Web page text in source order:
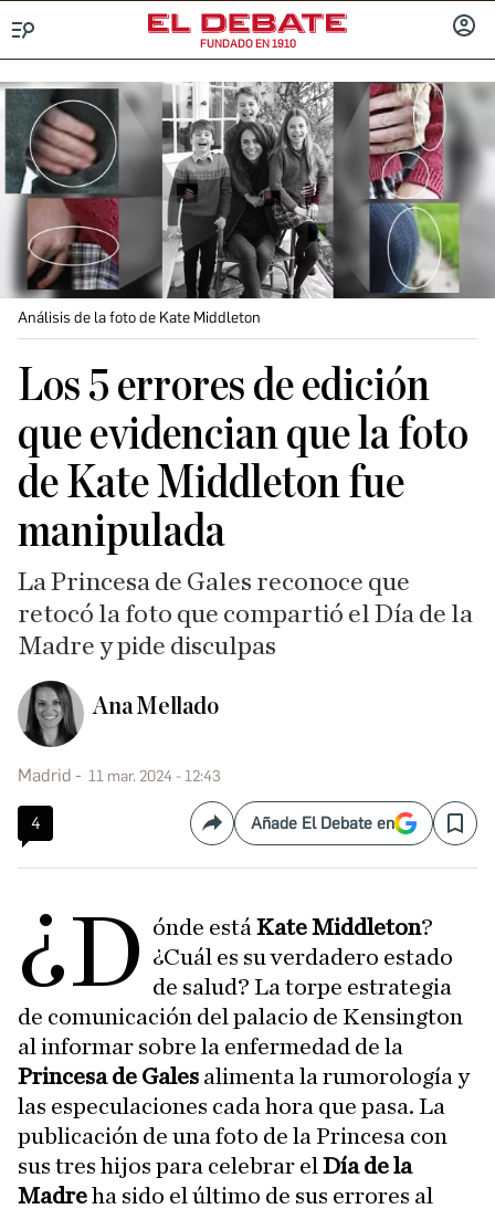
FUNDADO EN 1910
Análisis de la foto de Kate Middleton
Los 5 errores de edición
que evidencian que la foto
de Kate Middleton fue
manipulada
La Princesa de Gales reconoce que
retocó la foto que compartió el Día de la
Madre y pide disculpas
Ana Mellado
Madrid 11 mar. 2024 - 12:43
4 CompartirAñade El Debate en Save
¿D ónde está Kate Middleton?
¿Cuál es su verdadero estado
de salud? La torpe estrategia
de comunicación del palacio de Kensington
al informar sobre la enfermedad de la
Princesa de Gales alimenta la rumorología y
las especulaciones cada hora que pasa. La
publicación de una foto de la Princesa con
sus tres hijos para celebrar el Día de la
Madreha sido el último de sus errores al